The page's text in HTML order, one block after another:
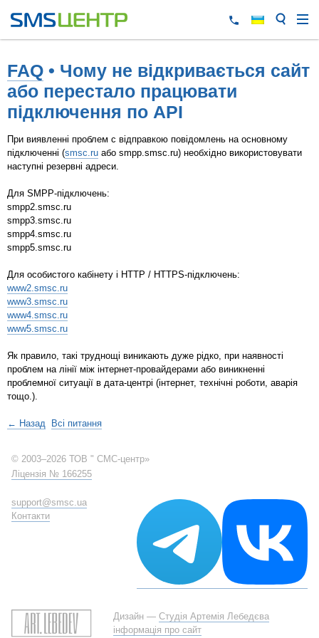
FAQ • Чому не відкривається сайт
або перестало працювати
підключення по API
При виявленні проблем c відправкою повідомлень на основному
підключенні (smsc.ru або smpp.smsc.ru) необхідно використовувати
наступні резервні адреси.
Для SMPP-підключень:
smpp2.smsc.ru
smpp3.smsc.ru
smpp4.smsc.ru
smpp5.smsc.ru
Для особистого кабінету і HTTP / HTTPS-підключень:
www2.smsc.ru
www3.smsc.ru
www4.smsc.ru
www5.smsc.ru
Як правило, такі труднощі виникають дуже рідко, при наявності
проблем на лінії між інтернет-провайдерами або виникненні
проблемної ситуації в дата-центрі (інтернет, технічні роботи, аварія
тощо.).
← Назад Всі питання
© 2003–2026 ТОВ " СМС-центр»
Ліцензія № 166255
support@smsc.ua
Контакти
Дизайн — Студія Артемія Лебедєва
інформація про сайт